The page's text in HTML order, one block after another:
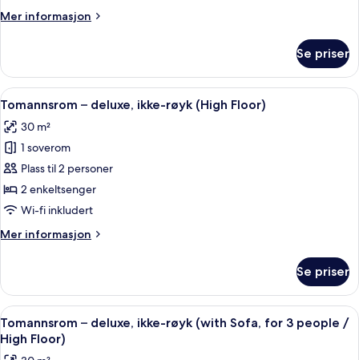
røyk
Mer informasjon
Mer
–
superior,
ikke-
(20sqm)
Se priser
Åpne
alle
bildene
av
Tomannsrom
–
deluxe,
røyk
Safe på rommet,
5
Tomannsrom – deluxe, ikke-røyk (High Floor)
30 m²
1 soverom
Plass til 2 personer
2 enkeltsenger
Wi-fi inkludert
Mer informasjon
Mer
–
deluxe,
ikke-
røyk
(High
Se priser
Åpne
alle
bildene
Safe på rommet,
4
Tomannsrom – deluxe, ikke-røyk (with Sofa, for 3 people /
High Floor)